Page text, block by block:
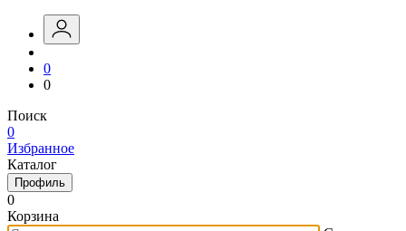
0
0
Поиск
0
Избранное
Каталог
Профиль
0
Корзина